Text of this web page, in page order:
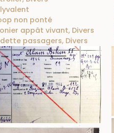
non ponté
appât vivant, Divers
passagers, Divers